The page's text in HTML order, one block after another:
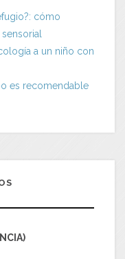
cómo
a un niño con
es recomendable